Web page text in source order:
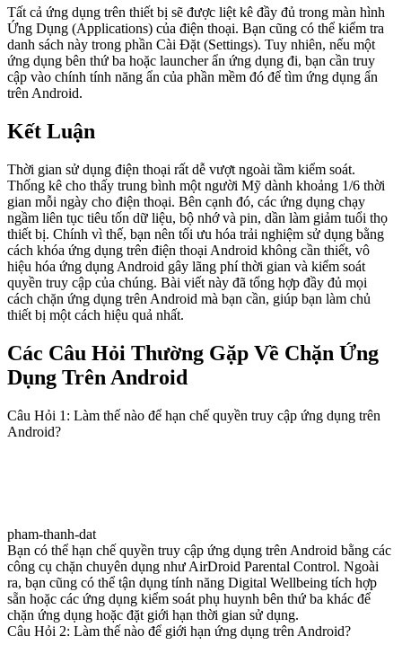
Tất cả ứng dụng trên thiết bị sẽ được liệt kê đầy đủ trong màn hình
Ứng Dụng (Applications) của điện thoại. Bạn cũng có thể kiểm tra
danh sách này trong phần Cài Đặt (Settings). Tuy nhiên, nếu một
ứng dụng bên thứ ba hoặc launcher ẩn ứng dụng đi, bạn cần truy
cập vào chính tính năng ẩn của phần mềm đó để tìm ứng dụng ẩn
trên Android.
Kết Luận
Thời gian sử dụng điện thoại rất dễ vượt ngoài tầm kiểm soát.
Thống kê cho thấy trung bình một người Mỹ dành khoảng 1/6 thời
gian mỗi ngày cho điện thoại. Bên cạnh đó, các ứng dụng chạy
ngầm liên tục tiêu tốn dữ liệu, bộ nhớ và pin, dần làm giảm tuổi thọ
thiết bị. Chính vì thế, bạn nên tối ưu hóa trải nghiệm sử dụng bằng
cách khóa ứng dụng trên điện thoại Android không cần thiết, vô
hiệu hóa ứng dụng Android gây lãng phí thời gian và kiểm soát
quyền truy cập của chúng. Bài viết này đã tổng hợp đầy đủ mọi
cách chặn ứng dụng trên Android mà bạn cần, giúp bạn làm chủ
thiết bị một cách hiệu quả nhất.
Các Câu Hỏi Thường Gặp Về Chặn Ứng
Dụng Trên Android
Câu Hỏi 1: Làm thế nào để hạn chế quyền truy cập ứng dụng trên
Android?
pham-thanh-dat
Bạn có thể hạn chế quyền truy cập ứng dụng trên Android bằng các
công cụ chặn chuyên dụng như AirDroid Parental Control. Ngoài
ra, bạn cũng có thể tận dụng tính năng Digital Wellbeing tích hợp
sẵn hoặc các ứng dụng kiểm soát phụ huynh bên thứ ba khác để
chặn ứng dụng hoặc đặt giới hạn thời gian sử dụng.
Câu Hỏi 2: Làm thế nào để giới hạn ứng dụng trên Android?